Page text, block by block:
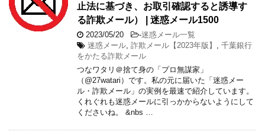
止法に基づき、お取引確認すると誘導す
る詐欺メール） | 迷惑メール1500
2023/05/20 -迷惑メール一覧
迷惑メール 詐欺メール【2023年版】
千葉銀行
をかたる詐欺メール
つなワタリ＠捨て身の「プロ無謀家」
（@27watari）です。私の元に届いた「迷惑メー
ル・詐欺メール」の実例を最速で紹介しています。
くれぐれも迷惑メールに引っかからないようにして
くださいね。 &nbs …